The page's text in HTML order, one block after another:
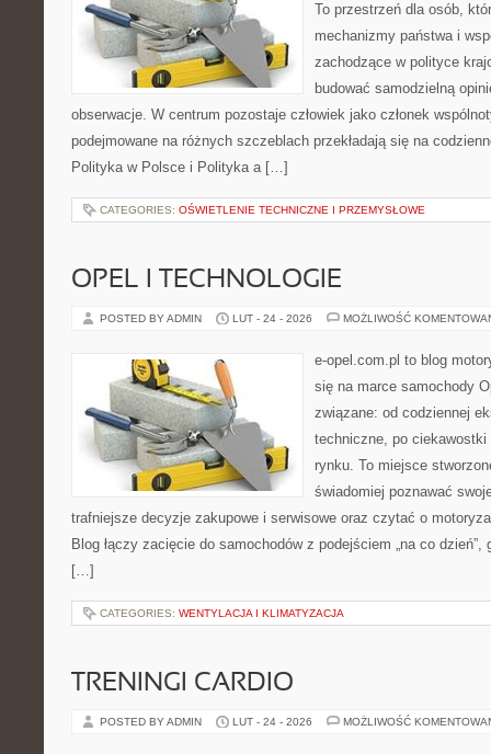
To przestrzeń dla osób,
mechanizmy państwa i
zachodzące w polityce
budować samodzielną
obserwacje. W centrum pozostaje człowiek jako członek
podejmowane na różnych szczeblach przekładają się na
Polityka w Polsce i Polityka a […]
CATEGORIES: OŚWIETLENIE TECHNICZNE I PRZEMYSŁOWE
OPEL I TECHNOLOGIE
POSTED BY ADMIN LUT - 24 - 2026 MOŻLIWOŚĆ
e-opel.com.pl to blog
się na marce samochody
związane: od codziennej
techniczne, po
rynku. To miejsce
świadomiej poznawać
trafniejsze decyzje zakupowe i serwisowe oraz czytać o
Blog łączy zacięcie do samochodów z podejściem „na co
[…]
CATEGORIES: WENTYLACJA I KLIMATYZACJA
TRENINGI CARDIO
POSTED BY ADMIN LUT - 24 - 2026 MOŻLIWOŚĆ